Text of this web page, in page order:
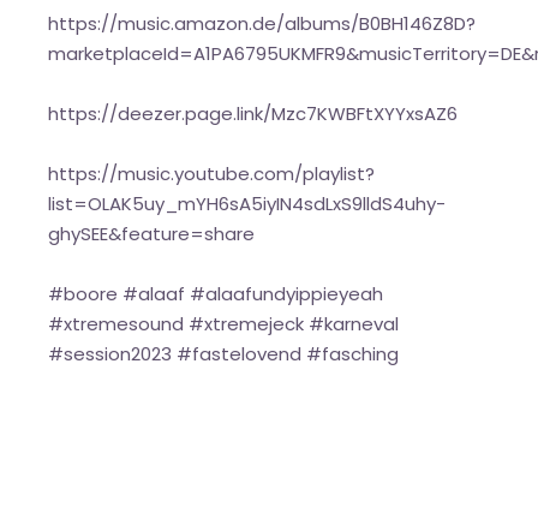
https://music.amazon.de/albums/B0BH146Z8D?
https://deezer.page.link/Mzc7KWBFtXYYxsAZ6
https://music.youtube.com/playlist?
list=OLAK5uy_mYH6sA5iyIN4sdLxS9lldS4uhy-
ghySEE&feature=share
#boore #alaaf #alaafundyippieyeah
#xtremesound #xtremejeck #karneval
#session2023 #fastelovend #fasching